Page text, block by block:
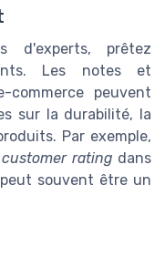
d'experts, prêtez
Les notes et
peuvent
sur la durabilité, la
Par exemple,
customer rating dans
souvent être un